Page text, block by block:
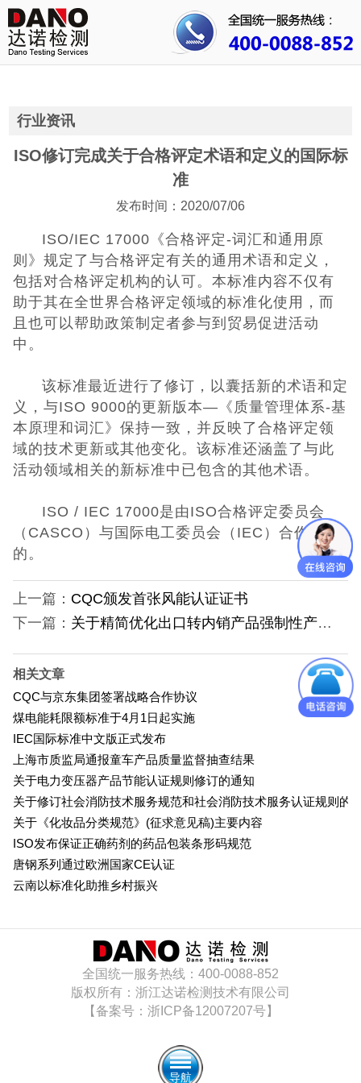
首页
关于我们
公司动态
证书查询
联系我们
CE认证
UKCA认证
欧盟CE认证
CE认证常见问
题
3C认证
CQC认证
十环能效认证
日本PSE认证
ECE认证
澳洲SAA认证
ISO体系认证
美国认证
其它认证
行业资讯
ISO修订完成关于合格评定术语和定义的国际标
准
发布时间：2020/07/06
ISO/IEC 17000《合格评定-词汇和通用原
则》规定了与合格评定有关的通用术语和定义，
包括对合格评定机构的认可。本标准内容不仅有
助于其在全世界合格评定领域的标准化使用，而
且也可以帮助政策制定者参与到贸易促进活动
中。
该标准最近进行了修订，以囊括新的术语和定
义，与ISO 9000的更新版本—《质量管理体系-基
本原理和词汇》保持一致，并反映了合格评定领
域的技术更新或其他变化。该标准还涵盖了与此
活动领域相关的新标准中已包含的其他术语。
ISO / IEC 17000是由ISO合格评定委员会
（CASCO）与国际电工委员会（IEC）合作制定
的。
上一篇： CQC颁发首张风能认证证书
下一篇： 关于精简优化出口转内销产品强制性产品认证程序的通知
相关文章
CQC与京东集团签署战略合作协议
煤电能耗限额标准于4月1日起实施
IEC国际标准中文版正式发布
上海市质监局通报童车产品质量监督抽查结果
关于电力变压器产品节能认证规则修订的通知
关于修订社会消防技术服务规范和社会消防技术服务认证规则的
关于《化妆品分类规范》(征求意见稿)主要内容
ISO发布保证正确药剂的药品包装条形码规范
唐钢系列通过欧洲国家CE认证
云南以标准化助推乡村振兴
全国统一服务热线：400-0088-852
版权所有：浙江达诺检测技术有限公司
【备案号：浙ICP备12007207号】
导航